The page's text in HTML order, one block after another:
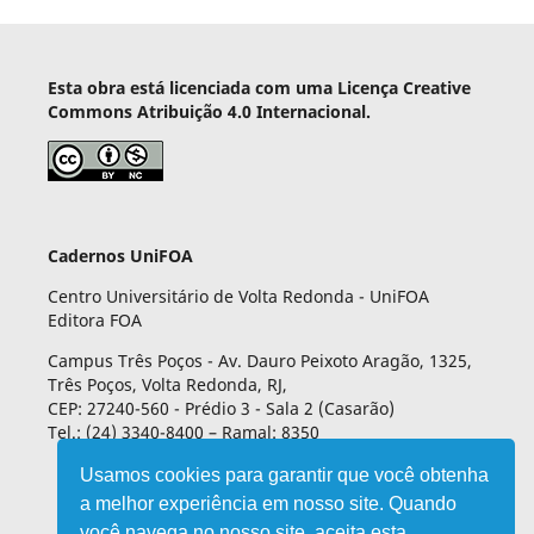
Usamos cookies para garantir que você obtenha
a melhor experiência em nosso site. Quando
Esta obra está licenciada com uma Licença Creative
Commons Atribuição 4.0 Internacional.
Cadernos UniFOA
Centro Universitário de Volta Redonda - UniFOA
Editora FOA
Campus Três Poços - Av. Dauro Peixoto Aragão, 1325,
Três Poços, Volta Redonda, RJ,
CEP: 27240-560 - Prédio 3 - Sala 2 (Casarão)
Tel.: (24) 3340-8400 – Ramal: 8350